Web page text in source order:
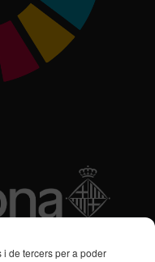
de tercers per a poder